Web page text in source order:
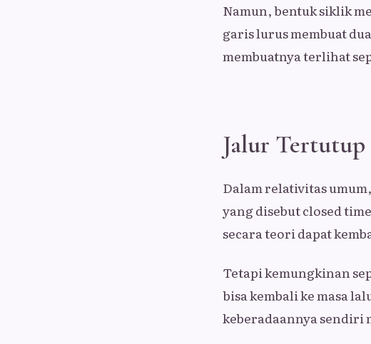
Namun, bentuk siklik
garis lurus membuat
membuatnya terlihat
Jalur Tertutup
Dalam relativitas
yang disebut closed
secara teori dapat
Tetapi kemungkinan
bisa kembali ke masa
keberadaannya sendiri